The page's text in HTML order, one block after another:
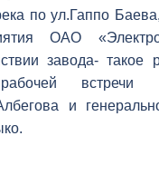
по ул.Гаппо
ОАО
завода- такое
встречи
и